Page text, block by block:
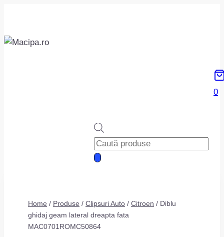
content
Products
search
0
Home / Produse / Clipsuri Auto / Citroen / Diblu
ghidaj geam lateral dreapta fata
MAC0701ROMC50864